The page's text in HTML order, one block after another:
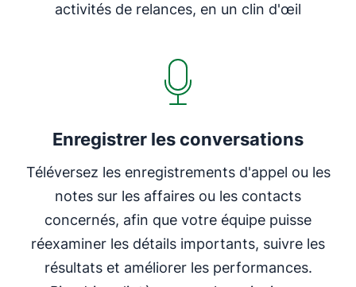
activités de relances, en un clin d'œil
Enregistrer les conversations
Téléversez les enregistrements d'appel ou les
notes sur les affaires ou les contacts
concernés, afin que votre équipe puisse
réexaminer les détails importants, suivre les
résultats et améliorer les performances.